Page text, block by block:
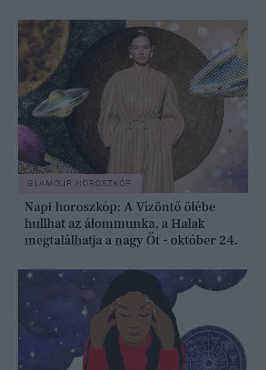
GLAMOUR HOROSZKÓP
Napi horoszkóp: A Vízöntő ölébe
hullhat az álommunka, a Halak
megtalálhatja a nagy Őt - október 24.